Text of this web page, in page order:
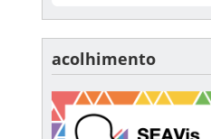
acolhimento